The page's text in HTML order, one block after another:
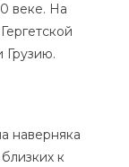
веке. На
Грузию.
наверняка
к